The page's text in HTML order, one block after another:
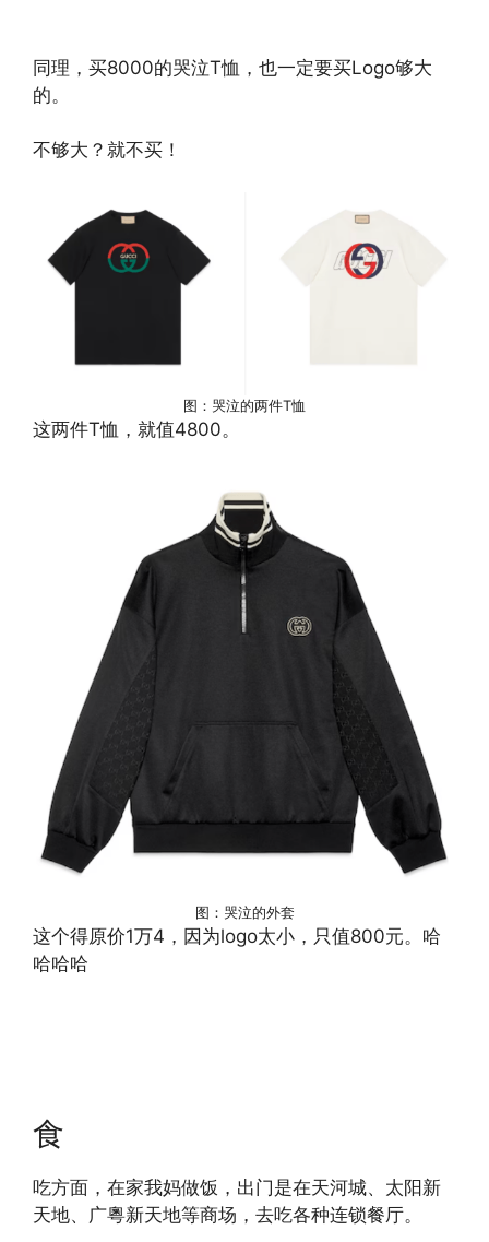
同理，买8000的哭泣T恤，也一定要买Logo够大
的。
不够大？就不买！
图：哭泣的两件T恤
这两件T恤，就值4800。
图：哭泣的外套
​这个得原价1万4，因为logo太小，只值800元。哈
哈哈哈
食
吃方面，在家我妈做饭，出门是在天河城、太阳新
天地、广粵新天地等商场，去吃各种连锁餐厅。